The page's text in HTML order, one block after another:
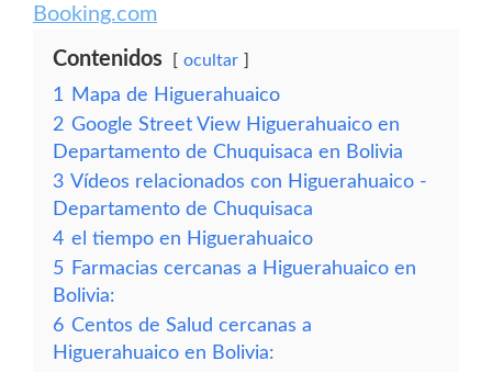
Booking.com
Contenidos ocultar
1
Mapa de Higuerahuaico
2 Google Street View Higuerahuaico en
Departamento de Chuquisaca en Bolivia
3 Vídeos relacionados con Higuerahuaico -
Departamento de Chuquisaca
4 el tiempo en Higuerahuaico
5 Farmacias cercanas a Higuerahuaico en
Bolivia:
6 Centos de Salud cercanas a
Higuerahuaico en Bolivia: